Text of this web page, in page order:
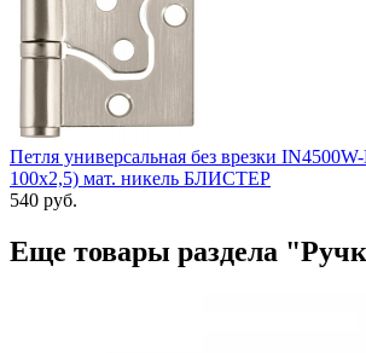
Петля универсальная без врезки
100x2,5) мат. никель БЛИСТЕР
540 руб.
Еще товары раздела